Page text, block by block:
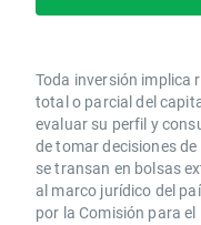
Toda inversión implica
total o parcial del
evaluar su perfil y
de tomar decisiones
se transan en bolsas
al marco jurídico del
por la Comisión para